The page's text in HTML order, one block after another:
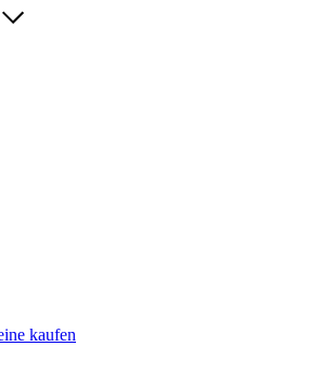
kaufen